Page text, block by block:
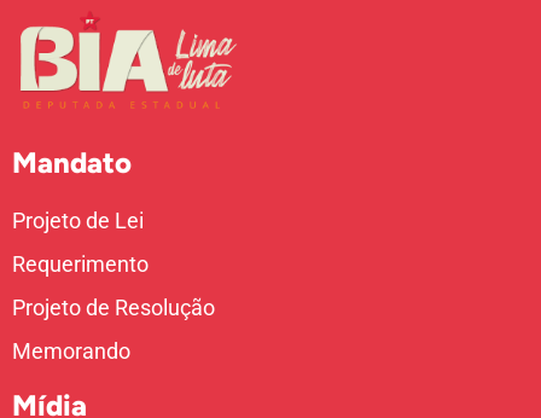
Mandato
Projeto de Lei
Requerimento
Projeto de Resolução
Memorando
Mídia